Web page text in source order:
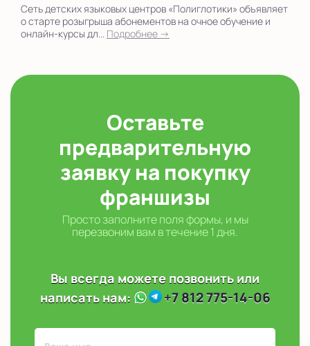
Сеть детских языковых центров «Полиглотики» объявляет
о старте розыгрыша абонементов на очное обучение и
онлайн-курсы дл... Подробнее →
Оставьте
предварительную
заявку на покупку
франшизы
Просто заполните поля формы, и мы
перезвоним вам в течение 1 дня.
Вы всегда можете позвонить или
написать нам:
+7 812 775-14-06